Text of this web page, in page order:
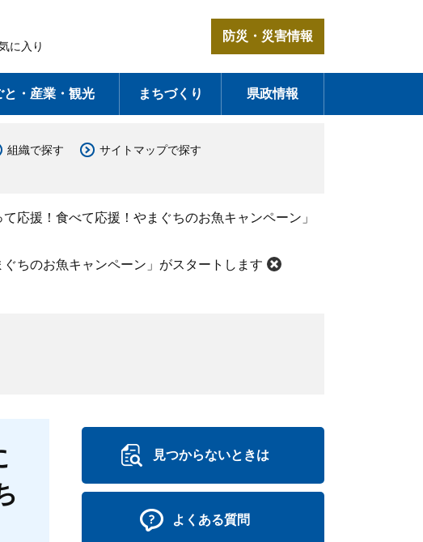
に入り
防災・災害情報
と・産業・観光 まちづくり 県政情報
組織で探す サイトマップで探す
応援！食べて応援！やまぐちのお魚キャンペーン」
ちのお魚キャンペーン」がスタートします
見つからないときは
よくある質問